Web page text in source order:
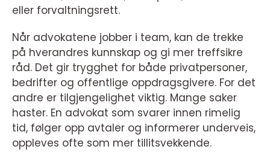
eller forvaltningsrett.
Når advokatene jobber i team, kan de trekke
på hverandres kunnskap og gi mer treffsikre
råd. Det gir trygghet for både privatpersoner,
bedrifter og offentlige oppdragsgivere. For det
andre er tilgjengelighet viktig. Mange saker
haster. En advokat som svarer innen rimelig
tid, følger opp avtaler og informerer underveis,
oppleves ofte som mer tillitsvekkende.